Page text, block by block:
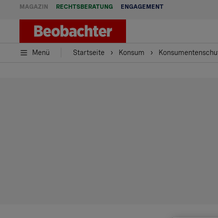
MAGAZIN RECHTSBERATUNG ENGAGEMENT
Menü Startseite Konsum